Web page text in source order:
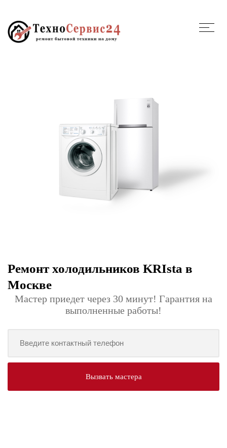
Ремонт холодильников KRIsta в
Москве
Мастер приедет через 30 минут! Гарантия на